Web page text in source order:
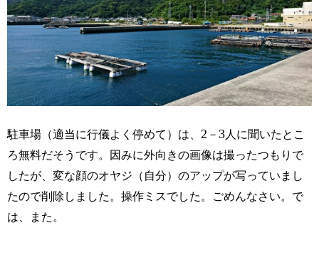
駐車場 （適当に行儀よく停めて）は、 2 － 3人に聞いたとこ
ろ無料だそうです。因みに外向きの画像は撮ったつもりで
したが、変な顔のオヤジ（自分）のアップが写っていまし
たので削除しました。操作ミスでした。ごめんなさい。で
は、また。